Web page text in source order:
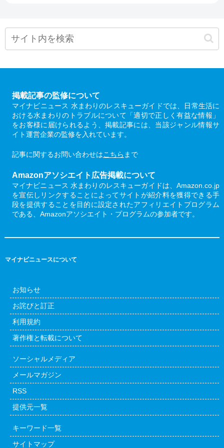
掲載記事の監修について
マイナビニュース 水まわりのレスキューガイドでは、日常生活に
おける水まわりのトラブルについて「適切で正しく有益な情報」
をお客様に届けられるよう、掲載記事には、当該ジャンル情報サ
イト運営企業の監修を入れています。
記事に関するお問い合わせはこちら まで
Amazonアソシエイト広告掲載について
マイナビニュース 水まわりのレスキューガイドは、Amazon.co.jp
を宣伝しリンクすることによってサイトが紹介料を獲得できる手
段を提供することを目的に設定されたアフィリエイトプログラム
である、Amazonアソシエイト・プログラムの参加者です。
マイナビニュースについて
お知らせ
お詫びと訂正
利用規約
著作権と転載について
ソーシャルメディア
メールマガジン
RSS
提供元一覧
キーワード一覧
サイトマップ